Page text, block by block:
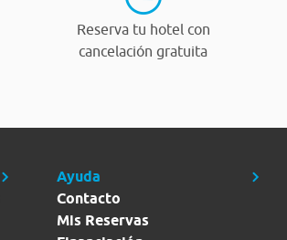
Reserva tu hotel con
cancelación gratuita
Ayuda
Contacto
Mis Reservas